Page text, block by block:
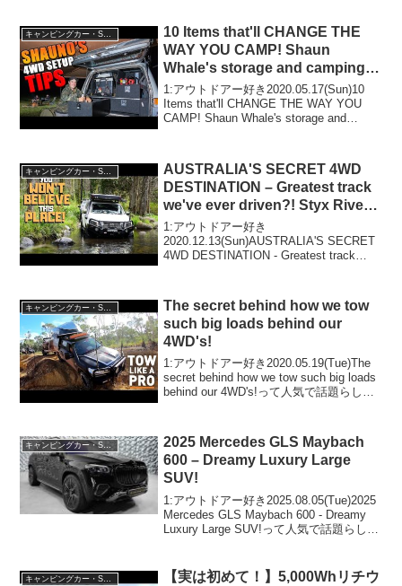
キャンピングカー・SUV人気車種
10 Items that'll CHANGE THE
WAY YOU CAMP! Shaun
Whale's storage and camping
secrets!
1:アウトドアー好き2020.05.17(Sun)10
Items that'll CHANGE THE WAY YOU
CAMP! Shaun Whale's storage and
AUSTRALIA'S SECRET 4WD
DESTINATION – Greatest track
we've ever driven?! Styx River,
Navara Isuzu MUX
1:アウトドアー好き
2020.12.13(Sun)AUSTRALIA'S SECRET
4WD DESTINATION - Greatest track
キャンピングカー・SUV人気車種
The secret behind how we tow
such big loads behind our
4WD's!
1:アウトドアー好き2020.05.19(Tue)The
secret behind how we tow such big loads
behind our 4WD's!って人気で話題らしい
2025 Mercedes GLS Maybach
600 – Dreamy Luxury Large
SUV!
1:アウトドアー好き2025.08.05(Tue)2025
Mercedes GLS Maybach 600 - Dreamy
Luxury Large SUV!って人気で話題らしい
【実は初めて！】5,000Whリチウ